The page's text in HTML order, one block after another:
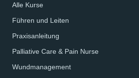
Alle Kurse
Führen und Leiten
Praxisanleitung
Palliative Care & Pain Nurse
Wundmanagement